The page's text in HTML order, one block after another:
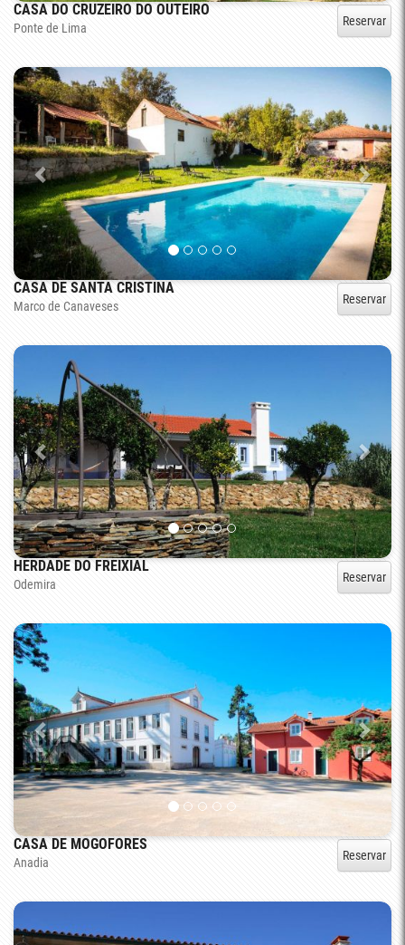
CASA DO CRUZEIRO DO OUTEIRO
Ponte de Lima Reservar
CASA DE SANTA CRISTINA
Marco de Canaveses Reservar
HERDADE DO FREIXIAL
Odemira Reservar
CASA DE MOGOFORES
Anadia Reservar